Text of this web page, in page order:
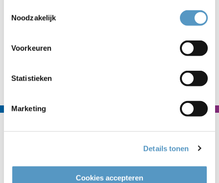
Noodzakelijk
Voorkeuren
Statistieken
Marketing
Details tonen
Cookies accepteren
Naar nieuwsoverzicht
2223 AS Katwijk